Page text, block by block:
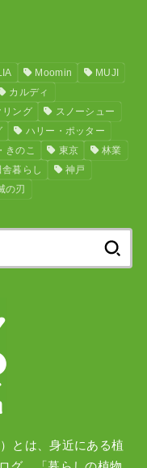
Moomin
MUJI
カルディ
リング
スノーシュー
ハリー・ポッター
きのこ 東京
林業
舎暮らし
神戸
の刃
とは、身近にある植